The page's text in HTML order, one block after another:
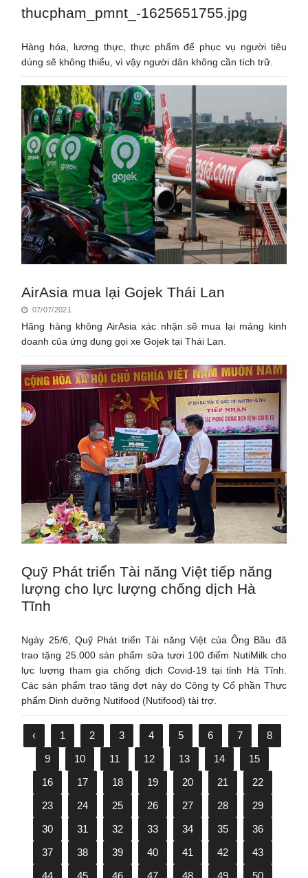
thucpham_pmnt_-1625651755.jpg
Hàng hóa, lương thực, thực phẩm để phục vụ người tiêu
dùng sẽ không thiếu, vì vậy người dân không cần tích trữ.
AirAsia mua lại Gojek Thái Lan
07/07/2021
Hãng hàng không AirAsia xác nhận sẽ mua lại mảng kinh
doanh của ứng dụng gọi xe Gojek tại Thái Lan.
Quỹ Phát triển Tài năng Việt tiếp năng
lượng cho lực lượng chống dịch Hà
Tĩnh
Ngày 25/6, Quỹ Phát triển Tài năng Việt của Ông Bầu đã
trao tặng 25.000 sản phẩm sữa tươi 100 điểm NutiMilk cho
lực lượng tham gia chống dịch Covid-19 tại tỉnh Hà Tĩnh.
Các sản phẩm trao tặng đợt này do Công ty Cổ phần Thực
phẩm Dinh dưỡng Nutifood (Nutifood) tài trợ.
‹ 1 2 3 4 5 6 7
8
9
10 11 12 13 14
15
16
17 18 19 20 21
22
23
24 25 26 27 28
29
30
31 32 33 34 35
36
37
38 39 40 41 42
43
44
45 46 47 48 49
50